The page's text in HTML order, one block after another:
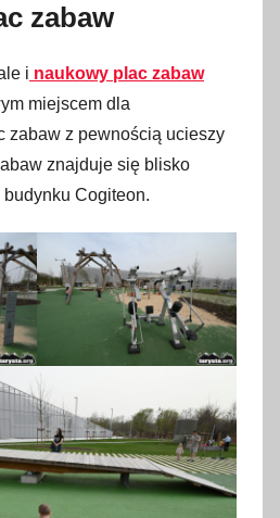
zabaw
i naukowy plac zabaw
miejscem dla
zabaw z pewnością ucieszy
znajduje się blisko
Cogiteon.